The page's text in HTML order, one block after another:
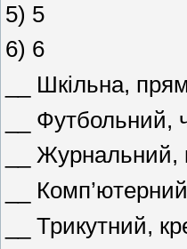
5) 5
6) 6
__ Шкільна,
__ Футбольний,
__ Журнальний,
__
__ Трикутний,